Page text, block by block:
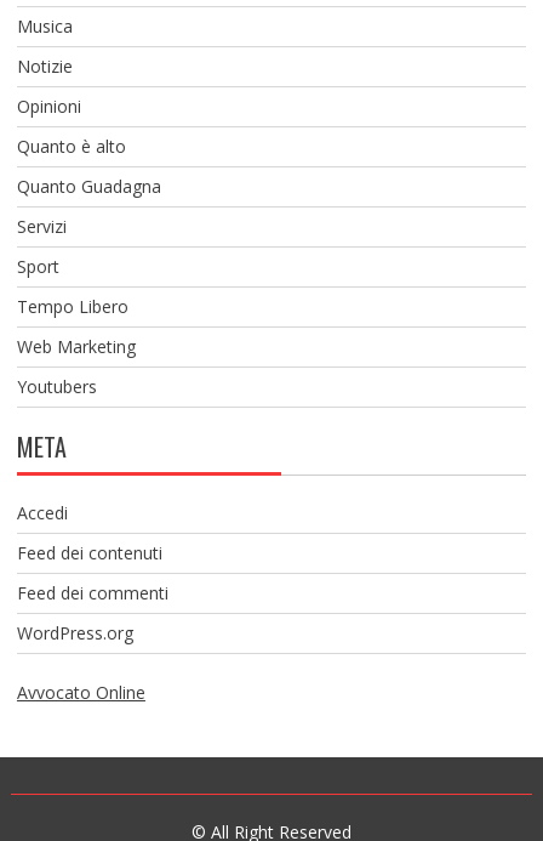
Musica
Notizie
Opinioni
Quanto è alto
Quanto Guadagna
Servizi
Sport
Tempo Libero
Web Marketing
Youtubers
META
Accedi
Feed dei contenuti
Feed dei commenti
WordPress.org
Avvocato Online
© All Right Reserved